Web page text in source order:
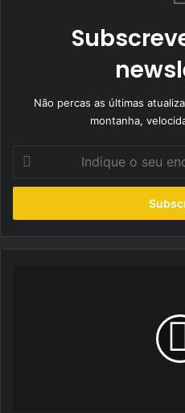
Não percas as últimas
montanha,
seu
de